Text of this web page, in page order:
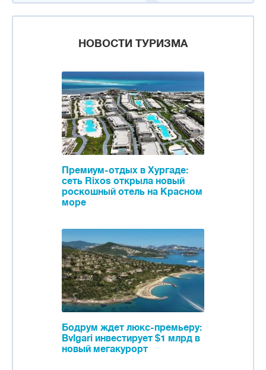
НОВОСТИ ТУРИЗМА
Премиум-отдых в Хургаде:
сеть Rixos открыла новый
роскошный отель на Красном
море
Бодрум ждет люкс-премьеру:
Bvlgari инвестирует $1 млрд в
новый мегакурорт